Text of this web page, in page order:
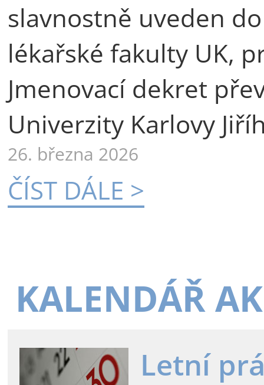
slavnostně uveden
lékařské fakulty UK,
Jmenovací dekret
Univerzity Karlovy
26. března 2026
ČÍST DÁLE >
KALENDÁŘ
Letní